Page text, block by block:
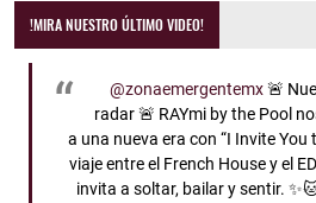
!MIRA NUESTRO ÚLTIMO VIDEO!
@zonaemergentemx🚨
radar 🚨 RAYmi by the Pool
a una nueva era con “I Invite You
viaje entre el French House y el
invita a soltar, bailar y sentir.